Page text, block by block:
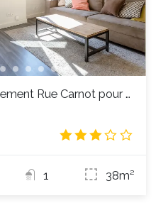
Le Saint Jean - Appartement Rue Carnot pour 2 - 4 pers.
1 38m²